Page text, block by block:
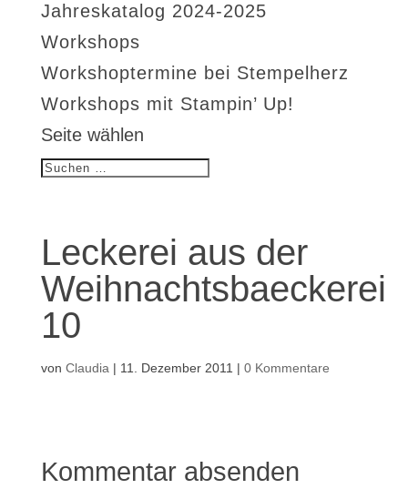
Jahreskatalog 2024-2025
Workshops
Workshoptermine bei Stempelherz
Workshops mit Stampin’ Up!
Seite wählen
Leckerei aus der
Weihnachtsbaeckerei
10
von Claudia | 11. Dezember 2011 | 0 Kommentare
Kommentar absenden